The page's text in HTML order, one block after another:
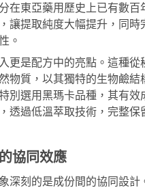
在東亞藥用歷史上已有數百
讓提取純度大幅提升，同時
。
更是配方中的亮點。這種從
物質，以其獨特的生物鹼結
別選用黑瑪卡品種，其有效
透過低溫萃取技術，完整保
協同效應
深刻的是成份間的協同設計